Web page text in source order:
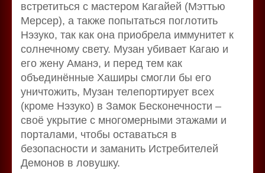
встретиться с мастером Кагайей (Мэттью
Мерсер), а также попытаться поглотить
Нэзуко, так как она приобрела иммунитет к
солнечному свету. Музан убивает Кагаю и
его жену Аманэ, и перед тем как
объединённые Хаширы смогли бы его
уничтожить, Музан телепортирует всех
(кроме Нэзуко) в Замок Бесконечности –
своё укрытие с многомерными этажами и
порталами, чтобы оставаться в
безопасности и заманить Истребителей
Демонов в ловушку.